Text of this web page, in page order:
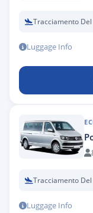
Tracciamento Del
Luggage Info
Tracciamento Del
Luggage Info